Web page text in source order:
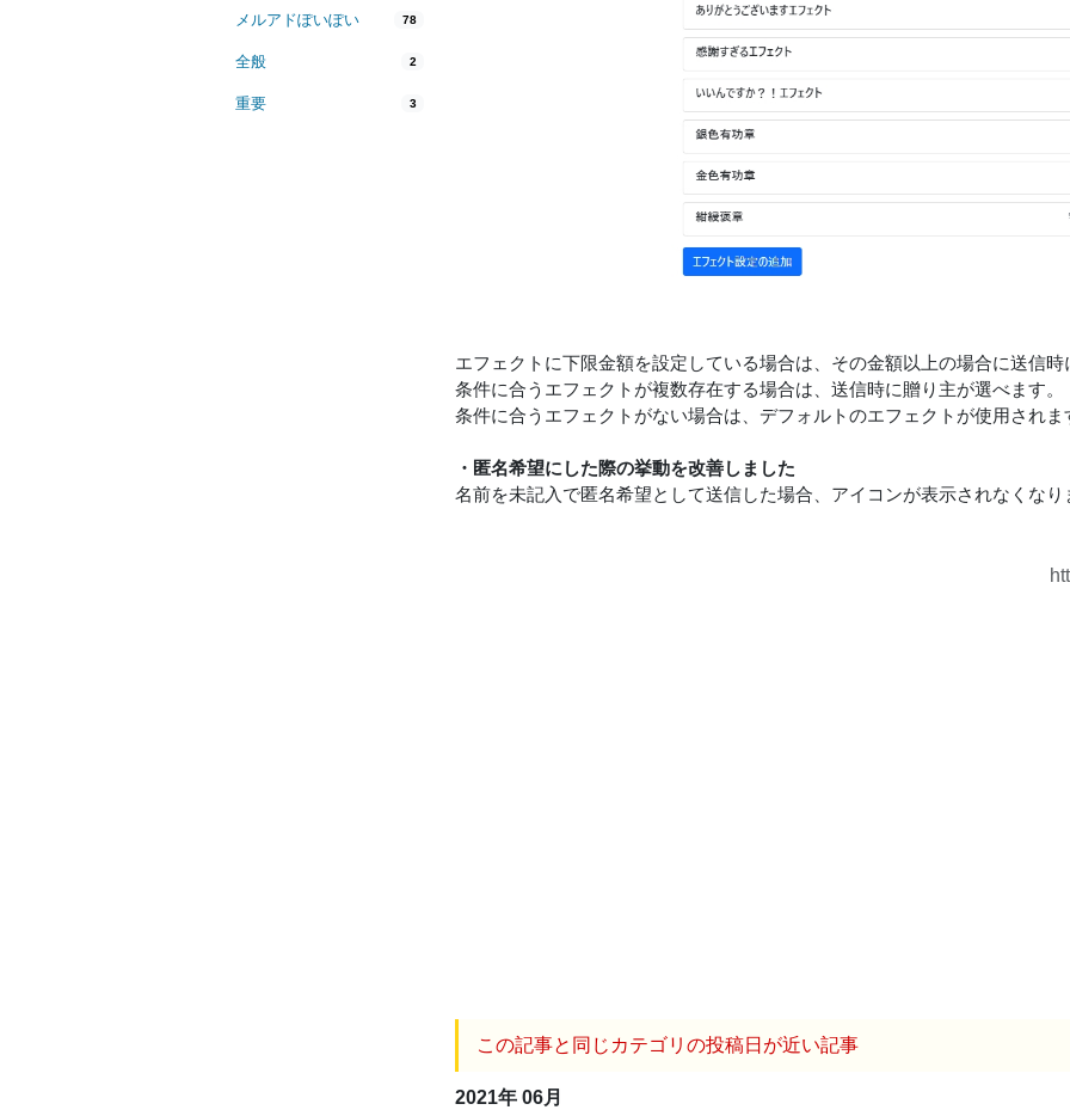
メルアドぽいぽい 78
全般 2
重要 3
エフェクトに下限金額を設定している場合は、その金額以上の場合に送信時
条件に合うエフェクトが複数存在する場合は、送信時に贈り主が選べます。
条件に合うエフェクトがない場合は、デフォルトのエフェクトが使用されま
・匿名希望にした際の挙動を改善しました
名前を未記入で匿名希望として送信した場合、アイコンが表示されなくなり
この記事と同じカテゴリの投稿日が近い記事
2021年 06月